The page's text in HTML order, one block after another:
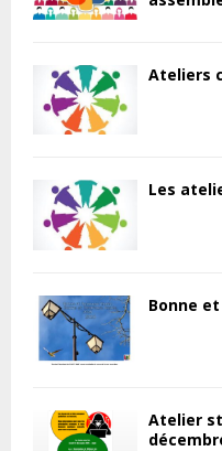
Ateliers
Les
Bonne
Atelier